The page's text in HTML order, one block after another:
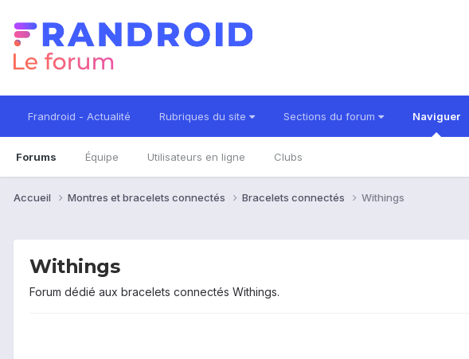
Frandroid - Actualité Rubriques du site Sections du forum Naviguer
Forums Équipe Utilisateurs en ligne Clubs
Accueil Montres et bracelets connectés Bracelets connectés Withings
Withings
Forum dédié aux bracelets connectés Withings.